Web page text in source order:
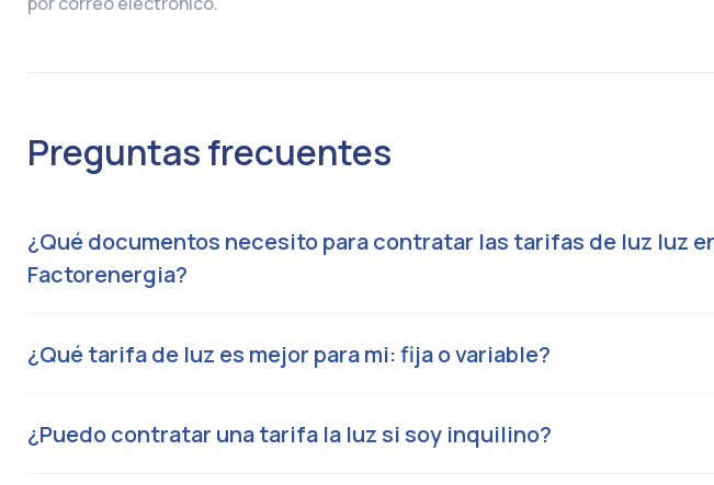
Preguntas frecuentes
¿Qué documentos necesito para contratar las tarifas de luz luz
Factorenergia?
¿Qué tarifa de luz es mejor para mi: fija o variable?
¿Puedo contratar una tarifa la luz si soy inquilino?